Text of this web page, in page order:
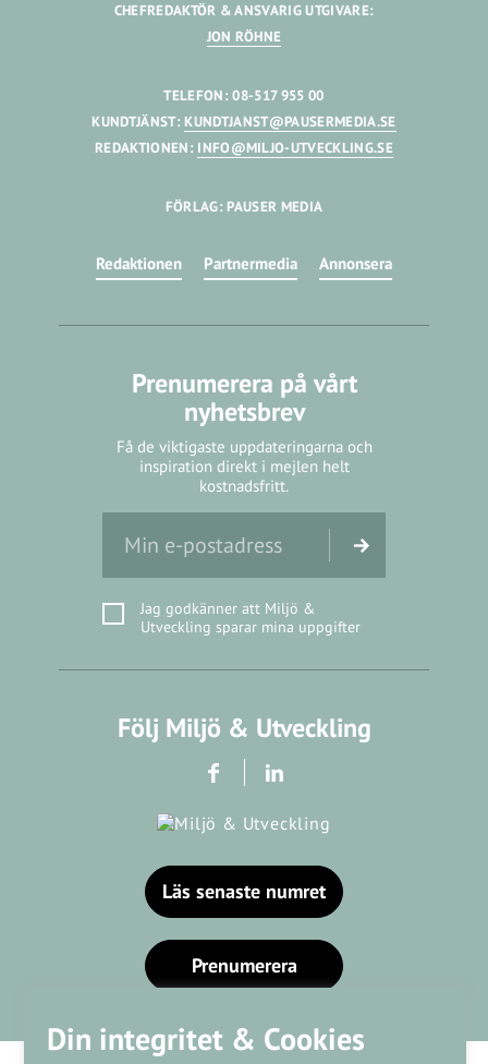
Din integritet & Cookies
CHEFREDAKTÖR & ANSVARIG UTGIVARE:
JON RÖHNE
TELEFON: 08-517 955 00
KUNDTJÄNST: KUNDTJANST@PAUSERMEDIA.SE
REDAKTIONEN: INFO@MILJO-UTVECKLING.SE
FÖRLAG: PAUSER MEDIA
Redaktionen Partnermedia Annonsera
Prenumerera på vårt
nyhetsbrev
Få de viktigaste uppdateringarna och
inspiration direkt i mejlen helt
kostnadsfritt.
Jag godkänner att Miljö &
Utveckling sparar mina uppgifter
Följ Miljö & Utveckling
Läs senaste numret
Prenumerera